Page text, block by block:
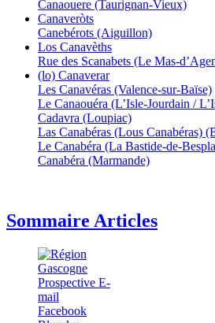
Canaouere (Taurignan-Vieux)
Canaveròts
Canebérots (Aiguillon)
Los Canavèths
Rue des Scanabets (Le Mas-
(lo) Canaverar
Les Canavéras (Valence-sur-Baïse)
Le Canaouéra (L’Isle-Jourdain /
Cadavra (Loupiac)
Las Canabéras (Lous Canabéras)
Le Canabéra (La Bastide-de-
Canabéra (Marmande)
Sommaire Articles